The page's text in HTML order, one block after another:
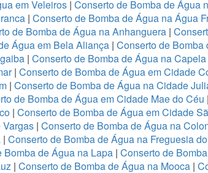
em Veleiros| Conserto de Bomba de Água
| Conserto de Bomba de Água na Água
de Bomba de Água na Anhanguera |
Água em Bela Aliança | Conserto de
| Conserto de Bomba de Água na
| Conserto de Bomba de Água em Cidade
| Conserto de Bomba de Água na Cidade
de Bomba de Água em Cidade Mae do Céu |
| Conserto de Bomba de Água em Cidade
| Conserto de Bomba de Água na
| Conserto de Bomba de Água na Freguesia
Bomba de Água na Lapa | Conserto de
| Conserto de Bomba de Água na Mooca|